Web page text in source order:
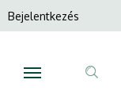
Anonim
menüje
Bejelentkezés